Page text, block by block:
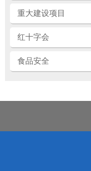
重大建设项目
红十字会
食品安全